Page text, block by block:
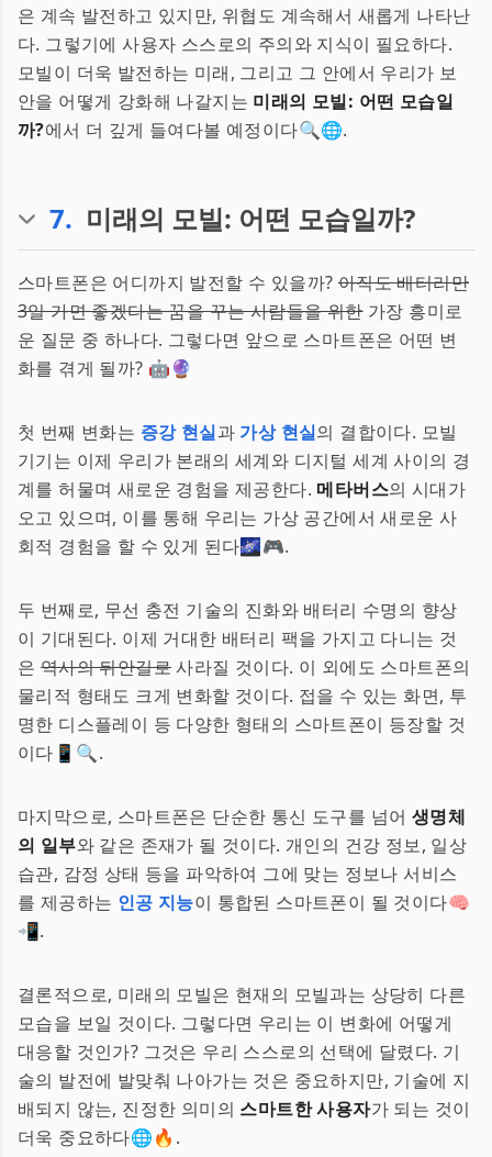
은 계속 발전하고 있지만, 위협도 계속해서 새롭게 나타난
다. 그렇기에 사용자 스스로의 주의와 지식이 필요하다.
모빌이 더욱 발전하는 미래, 그리고 그 안에서 우리가 보
안을 어떻게 강화해 나갈지는 미래의 모빌: 어떤 모습일
까?에서 더 깊게 들여다볼 예정이다🔍🌐.
7. 미래의 모빌: 어떤 모습일까?
스마트폰은 어디까지 발전할 수 있을까?아직도 배터리만
3일 가면 좋겠다는 꿈을 꾸는 사람들을 위한가장 흥미로
운 질문 중 하나다. 그렇다면 앞으로 스마트폰은 어떤 변
화를 겪게 될까? 🤖🔮
첫 번째 변화는 증강 현실과 가상 현실의 결합이다. 모빌
기기는 이제 우리가 본래의 세계와 디지털 세계 사이의 경
계를 허물며 새로운 경험을 제공한다. 메타버스의 시대가
오고 있으며, 이를 통해 우리는 가상 공간에서 새로운 사
회적 경험을 할 수 있게 된다🌌🎮.
두 번째로, 무선 충전 기술의 진화와 배터리 수명의 향상
이 기대된다. 이제 거대한 배터리 팩을 가지고 다니는 것
은역사의 뒤안길로사라질 것이다. 이 외에도 스마트폰의
물리적 형태도 크게 변화할 것이다. 접을 수 있는 화면, 투
명한 디스플레이 등 다양한 형태의 스마트폰이 등장할 것
이다📱🔍.
마지막으로, 스마트폰은 단순한 통신 도구를 넘어 생명체
의 일부와 같은 존재가 될 것이다. 개인의 건강 정보, 일상
습관, 감정 상태 등을 파악하여 그에 맞는 정보나 서비스
를 제공하는 인공 지능이 통합된 스마트폰이 될 것이다🧠
📲.
결론적으로, 미래의 모빌은 현재의 모빌과는 상당히 다른
모습을 보일 것이다. 그렇다면 우리는 이 변화에 어떻게
대응할 것인가? 그것은 우리 스스로의 선택에 달렸다. 기
술의 발전에 발맞춰 나아가는 것은 중요하지만, 기술에 지
배되지 않는, 진정한 의미의 스마트한 사용자가 되는 것이
더욱 중요하다🌐🔥.